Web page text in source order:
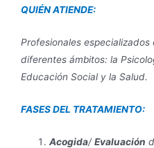
QUIÉN ATIENDE:
Profesionales
diferentes ámbitos: la
Educación Social y la Salud.
FASES DEL TRATAMIENTO:
Acogida/Evaluación